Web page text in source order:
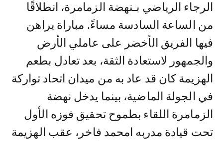
الرجاء الرياضي بـنهضة الزمامرة، انطلاقًا
من الساعة السادسة مساءً. مباراة يراهن
فيها الفريق الأخضر على عاملي الأرض
والجمهور لاستعادة الثقة، بعد تعادل بطعم
الهزيمة كان قد عاد به من ميدان اتحاد تواركة
في الجولة الماضية، بينما يدخل نهضة
الزمامرة اللقاء بطموح تحقيق فوزه الأول
تحت قيادة مدربه امحمد فاخر، عقب الهزيمة